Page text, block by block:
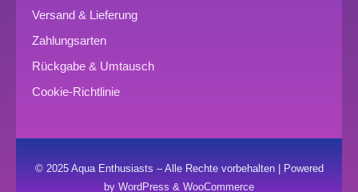
Versand & Lieferung
Zahlungsarten
Rückgabe & Umtausch
Cookie-Richtlinie
© 2025 Aqua Enthusiasts – Alle Rechte vorbehalten | Powered
by WordPress & WooCommerce